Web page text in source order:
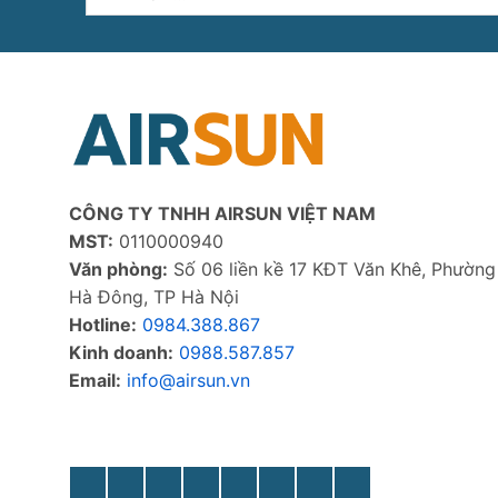
CÔNG TY TNHH AIRSUN VIỆT NAM
MST: 0110000940
Văn phòng: Số 06 liền kề 17 KĐT Văn Khê, Phường
Hà Đông, TP Hà Nội
Hotline: 0984.388.867
Kinh doanh: 0988.587.857
Email: info@airsun.vn